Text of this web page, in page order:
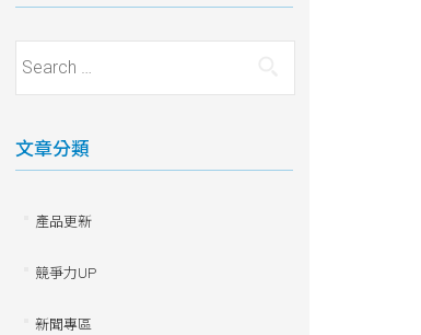
Search for:
文章分類
產品更新
競爭力UP
新聞專區